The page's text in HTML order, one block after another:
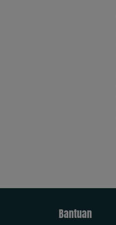
Bantuan